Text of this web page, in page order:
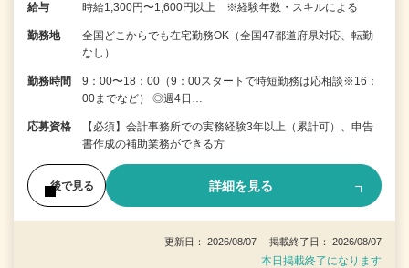
給与 時給1,300円〜1,600円以上 ※経験年数・スキルによる
勤務地
全国どこからでも在宅勤務OK（全国47都道府県対応、転勤
なし）
勤務時間
9：00〜18：00（9：00スタートで時短勤務は応相談※16：
00までなど） ◎週4日…
応募資格
【必須】会計事務所での実務経験3年以上（累計可）、申告
書作成の補助業務ができる方
後で見る 詳細を見る
更新日： 2026/08/07 掲載終了日： 2026/08/07
本日掲載終了になります